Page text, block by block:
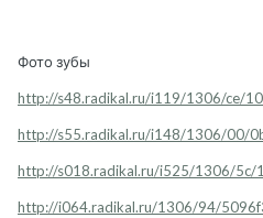
Фото зубы
http://s48.radikal.ru/i119/1306/ce/
http://s55.radikal.ru/i148/1306/00/
http://s018.radikal.ru/i525/1306/5c/
http://i064.radikal.ru/1306/94/